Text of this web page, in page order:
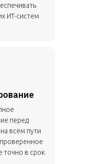
ИТ-систем
перед
всём пути
точно в срок